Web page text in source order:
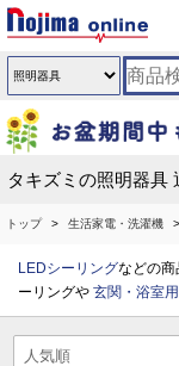
タキズミの照明器具
トップ 生活家電・洗濯機
LEDシーリングなどの商
ーリングや 玄関・浴室